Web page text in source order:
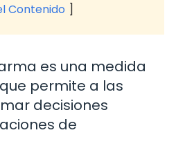
Contenido
es una medida
permite a las
decisiones
de